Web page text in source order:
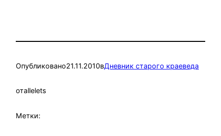
Опубликовано21.11.2010вДневник старого краеведа
отallelets
Метки: